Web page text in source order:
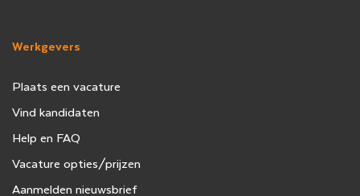
Werkgevers
Plaats een vacature
Vind kandidaten
Help en FAQ
Vacature opties/prijzen
Aanmelden nieuwsbrief